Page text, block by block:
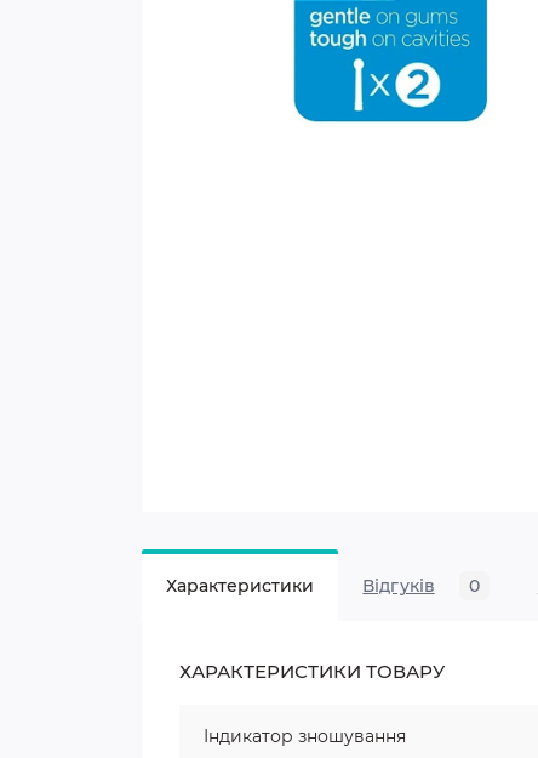
Характеристики Відгуків 0
ХАРАКТЕРИСТИКИ ТОВАРУ
Індикатор зношування